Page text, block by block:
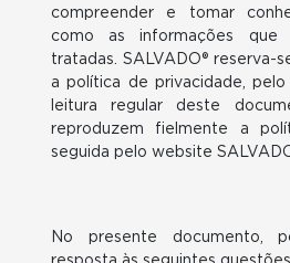
compreender e tomar
como as informações que
tratadas. SALVADO® reserva-
a política de privacidade,
leitura regular deste
reproduzem fielmente a
seguida pelo website
No presente documento,